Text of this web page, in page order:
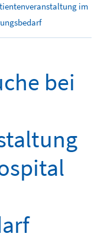
im
bei